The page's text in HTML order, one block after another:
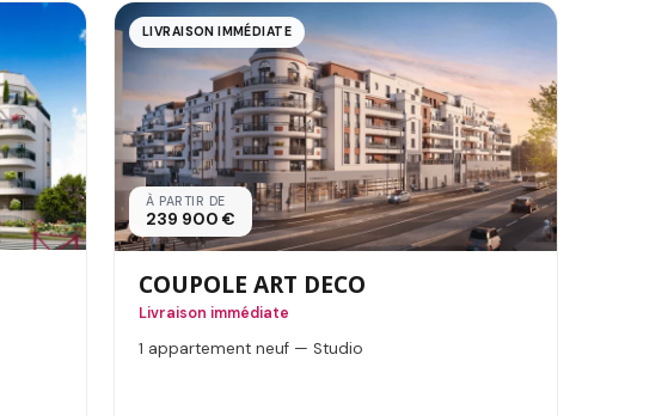
LIVRAISON IMMÉDIATE
À PARTIR DE
239 900 €
COUPOLE ART DECO
Livraison immédiate
1 appartement neuf — Studio